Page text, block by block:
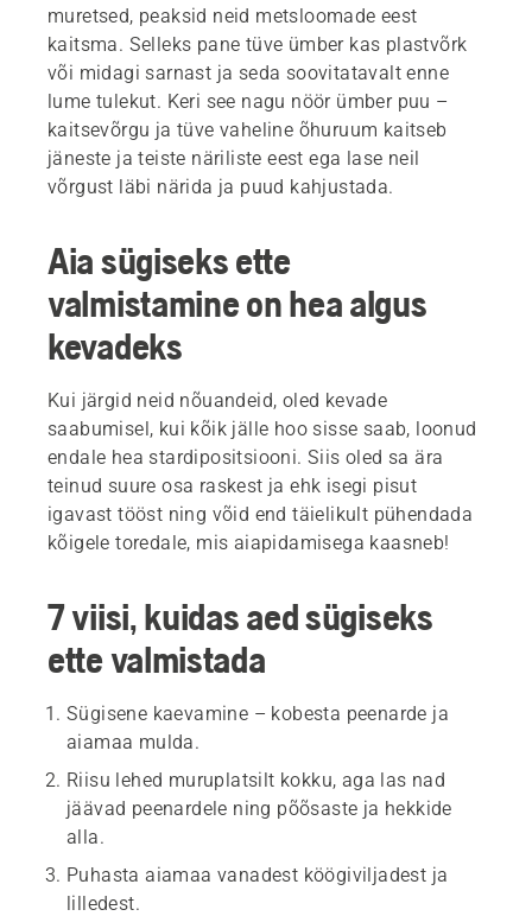
muretsed, peaksid neid metsloomade eest
kaitsma. Selleks pane tüve ümber kas plastvõrk
või midagi sarnast ja seda soovitatavalt enne
lume tulekut. Keri see nagu nöör ümber puu –
kaitsevõrgu ja tüve vaheline õhuruum kaitseb
jäneste ja teiste näriliste eest ega lase neil
võrgust läbi närida ja puud kahjustada.
Aia sügiseks ette
valmistamine on hea algus
kevadeks
Kui järgid neid nõuandeid, oled kevade
saabumisel, kui kõik jälle hoo sisse saab, loonud
endale hea stardipositsiooni. Siis oled sa ära
teinud suure osa raskest ja ehk isegi pisut
igavast tööst ning võid end täielikult pühendada
kõigele toredale, mis aiapidamisega kaasneb!
7 viisi, kuidas aed sügiseks
ette valmistada
Sügisene kaevamine – kobesta peenarde ja
aiamaa mulda.
Riisu lehed muruplatsilt kokku, aga las nad
jäävad peenardele ning põõsaste ja hekkide
alla.
Puhasta aiamaa vanadest köögiviljadest ja
lilledest.